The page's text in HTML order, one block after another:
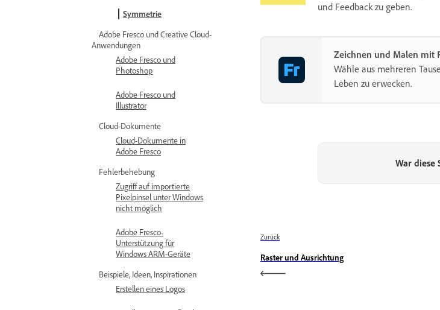
Symmetrie
Adobe Fresco und Creative Cloud-
Anwendungen
Adobe Fresco und
Photoshop
Adobe Fresco und
Illustrator
Cloud-Dokumente
Cloud-Dokumente in
Adobe Fresco
Fehlerbehebung
Zugriff auf importierte
Pixelpinsel unter Windows
nicht möglich
Adobe Fresco-
Unterstützung für
Windows ARM-Geräte
Beispiele, Ideen, Inspirationen
Erstellen eines Logos
und Feedback zu geben.
Zeichnen und Malen mit
Wähle aus mehreren
Leben zu erwecken.
War diese
Zurück
Raster und Ausrichtung